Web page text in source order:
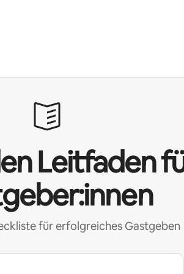
Leitfaden
für erfolgreiches Gastgeben